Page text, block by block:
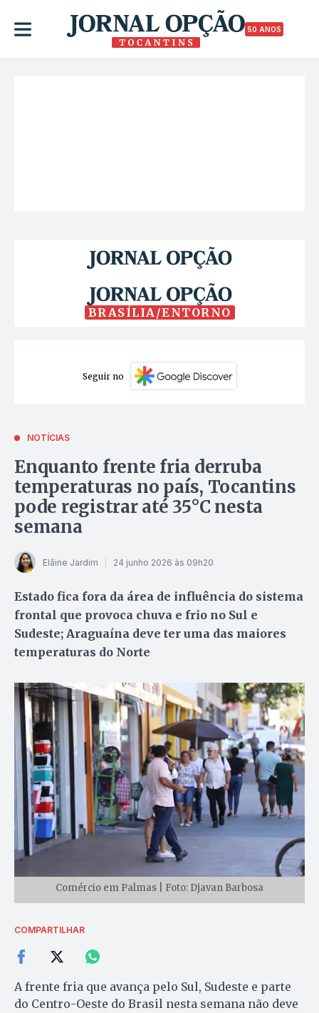
50 ANOS
BRASÍLIA/ENTORNO
Seguir no
NOTÍCIAS
Enquanto frente fria derruba
temperaturas no país, Tocantins
pode registrar até 35°C nesta
semana
Elâine Jardim 24 junho 2026 às 09h20
Estado fica fora da área de influência do sistema
frontal que provoca chuva e frio no Sul e
Sudeste; Araguaína deve ter uma das maiores
temperaturas do Norte
Comércio em Palmas | Foto: Djavan Barbosa
COMPARTILHAR
A frente fria que avança pelo Sul, Sudeste e parte
do Centro-Oeste do Brasil nesta semana não deve